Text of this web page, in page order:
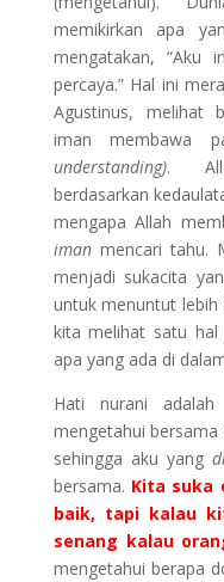
memikirkan apa
mengatakan, “Aku
percaya.” Hal ini
Agustinus, melihat
iman membawa
understanding).
berdasarkan
mengapa Allah
imanmencari tahu.
menjadi sukacita
untuk menuntut lebih
kita melihat satu hal
apa yang ada di
Hati nurani
mengetahui
sehingga aku yang
bersama. Kita suka
baik, tapi kalau
senang kalau
mengetahui berapa